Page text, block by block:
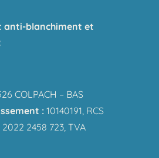
anti-blanchiment et
COLPACH – BAS
: 10140191, RCS
2458 723, TVA